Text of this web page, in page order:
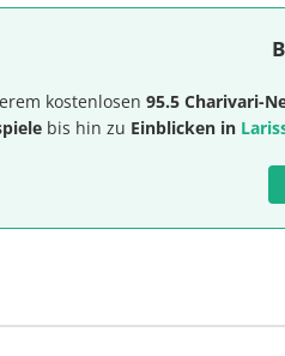
kostenlosen 95.5 Charivari-
bis hin zu Einblicken in